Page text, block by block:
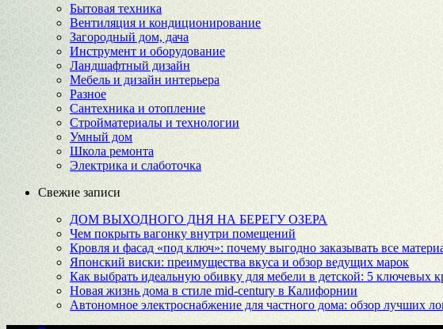
Бытовая техника
Вентиляция и кондиционирование
Загородный дом, дача
Инструмент и оборудование
Ландшафтный дизайн
Мебель и дизайн интерьера
Разное
Сантехника и отопление
Стройматериалы и технологии
Умный дом
Школа ремонта
Электрика и слаботочка
Свежие записи
ДОМ ВЫХОДНОГО ДНЯ НА БЕРЕГУ ОЗЕРА
Чем покрыть вагонку внутри помещений
Кровля и фасад «под ключ»: почему выгодно заказывать все
Японский виски: преимущества вкуса и обзор ведущих марок
Как выбрать идеальную обивку для мебели в детской: 5 ключевых
Новая жизнь дома в стиле mid-century в Калифорнии
Автономное электроснабжение для частного дома: обзор лучших